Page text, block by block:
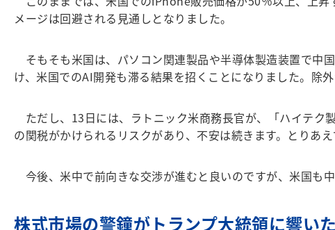
メージは回避される見通しとなりました。
そもそも米国は、パソコン関連製品や半導体製造装置で中
け、米国でのAI開発も滞る結果を招くことになりました。除
ただし、13日には、ラトニック米商務長官が、「ハイテク
の関税がかけられるリスクがあり、不安は続きます。とりあ
今後、米中で前向きな交渉が進むと良いのですが、米国も
株式市場の警鐘がトランプ大統領に響い